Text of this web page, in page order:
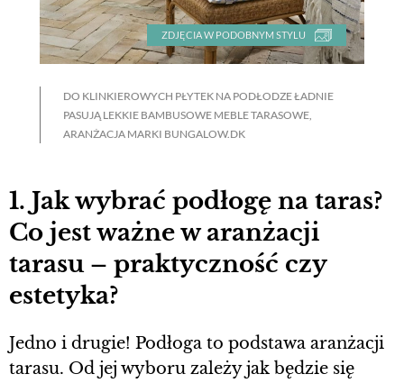
ZDJĘCIA W PODOBNYM STYLU
DO KLINKIEROWYCH PŁYTEK NA PODŁODZE ŁADNIE
PASUJĄ LEKKIE BAMBUSOWE MEBLE TARASOWE,
ARANŻACJA MARKI BUNGALOW.DK
1. Jak wybrać podłogę na taras?
Co jest ważne w aranżacji
tarasu – praktyczność czy
estetyka?
Jedno i drugie! Podłoga to podstawa aranżacji
tarasu. Od jej wyboru zależy jak będzie się